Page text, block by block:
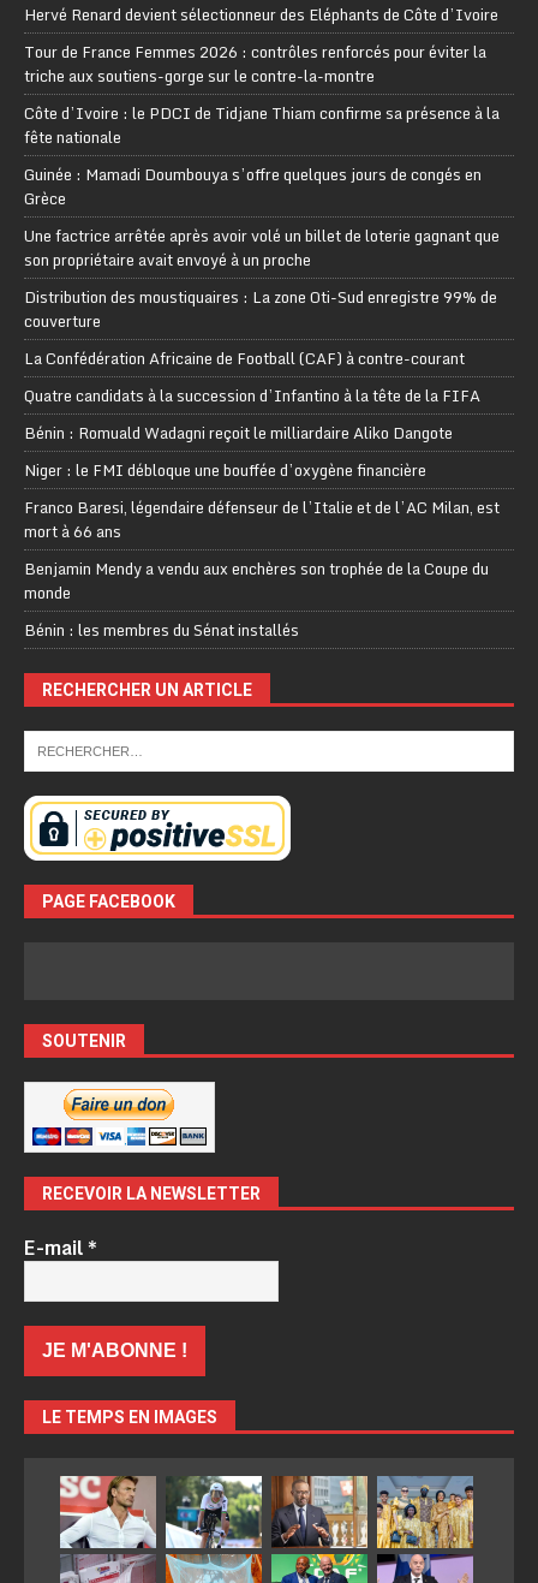
Hervé Renard devient sélectionneur des Eléphants de Côte d’Ivoire
Tour de France Femmes 2026 : contrôles renforcés pour éviter la
triche aux soutiens-gorge sur le contre-la-montre
Côte d’Ivoire : le PDCI de Tidjane Thiam confirme sa présence à la
fête nationale
Guinée : Mamadi Doumbouya s’offre quelques jours de congés en
Grèce
Une factrice arrêtée après avoir volé un billet de loterie gagnant que
son propriétaire avait envoyé à un proche
Distribution des moustiquaires : La zone Oti-Sud enregistre 99% de
couverture
La Confédération Africaine de Football (CAF) à contre-courant
Quatre candidats à la succession d’Infantino à la tête de la FIFA
Bénin : Romuald Wadagni reçoit le milliardaire Aliko Dangote
Niger : le FMI débloque une bouffée d’oxygène financière
Franco Baresi, légendaire défenseur de l’Italie et de l’AC Milan, est
mort à 66 ans
Benjamin Mendy a vendu aux enchères son trophée de la Coupe du
monde
Bénin : les membres du Sénat installés
RECHERCHER UN ARTICLE
PAGE FACEBOOK
SOUTENIR
RECEVOIR LA NEWSLETTER
E-mail*
LE TEMPS EN IMAGES